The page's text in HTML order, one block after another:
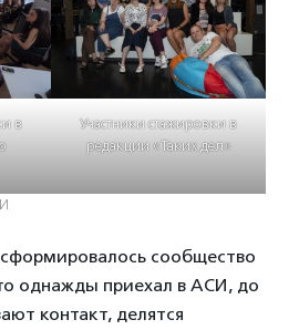
в
Участники стажировки в
редакции «Таких дел»
сообщество
однажды приехал в АСИ, до
контакт, делятся